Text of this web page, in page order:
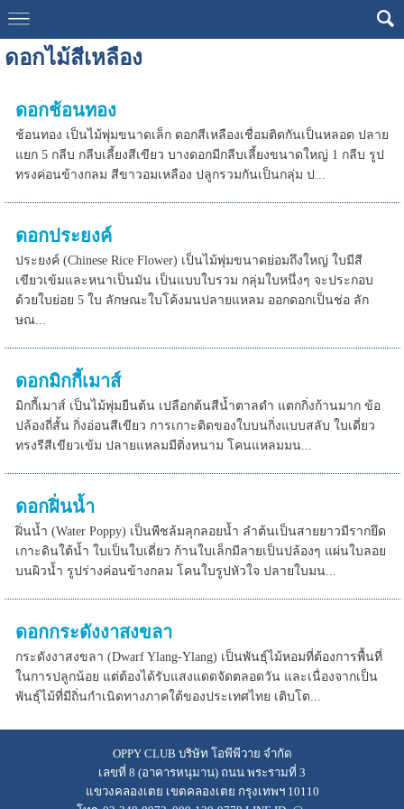
ดอกไม้สีเหลือง
ดอกช้อนทอง
ช้อนทอง เป็นไม้พุ่มขนาดเล็ก ดอกสีเหลืองเชื่อมติดกันเป็นหลอด ปลาย
แยก 5 กลีบ กลีบเลี้ยงสีเขียว บางดอกมีกลีบเลี้ยงขนาดใหญ่ 1 กลีบ รูป
ทรงค่อนข้างกลม สีขาวอมเหลือง ปลูกรวมกันเป็นกลุ่ม ป...
ดอกประยงค์
ประยงค์ (Chinese Rice Flower) เป็นไม้พุ่มขนาดย่อมถึงใหญ่ ใบมีสี
เขียวเข้มและหนาเป็นมัน เป็นแบบใบรวม กลุ่มใบหนึ่งๆ จะประกอบ
ด้วยใบย่อย 5 ใบ ลักษณะใบโค้งมนปลายแหลม ออกดอกเป็นช่อ ลัก
ษณ...
ดอกมิกกี้เมาส์
มิกกี้เมาส์ เป็นไม้พุ่มยืนต้น เปลือกต้นสีน้ำตาลดำ แตกกิ่งก้านมาก ข้อ
ปล้องถี่สั้น กิ่งอ่อนสีเขียว การเกาะติดของใบบนกิ่งแบบสลับ ใบเดี่ยว
ทรงรีสีเขียวเข้ม ปลายแหลมมีติ่งหนาม โคนแหลมมน...
ดอกฝิ่นน้ำ
ฝิ่นน้ำ (Water Poppy) เป็นพืชล้มลุกลอยน้ำ ลำต้นเป็นสายยาวมีรากยึด
เกาะดินใต้น้ำ ใบเป็นใบเดี่ยว ก้านใบเล็กมีลายเป็นปล้องๆ แผ่นใบลอย
บนผิวน้ำ รูปร่างค่อนข้างกลม โคนใบรูปหัวใจ ปลายใบมน...
ดอกกระดังงาสงขลา
กระดังงาสงขลา (Dwarf Ylang-Ylang) เป็นพันธุ์ไม้หอมที่ต้องการพื้นที่
ในการปลูกน้อย แต่ต้องได้รับแสงแดดจัดตลอดวัน และเนื่องจากเป็น
พันธุ์ไม้ที่มีถิ่นกำเนิดทางภาคใต้ของประเทศไทย เติบโต...
OPPY CLUB บริษัท โอพีพีวาย จำกัด
เลขที่ 8 (อาคารหนุมาน) ถนน พระรามที่ 3
แขวงคลองเตย เขตคลองเตย กรุงเทพฯ 10110